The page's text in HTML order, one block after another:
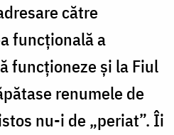
către
funcțională a
funcționeze și la Fiul
renumele de
nu-i de „periat”. Îi